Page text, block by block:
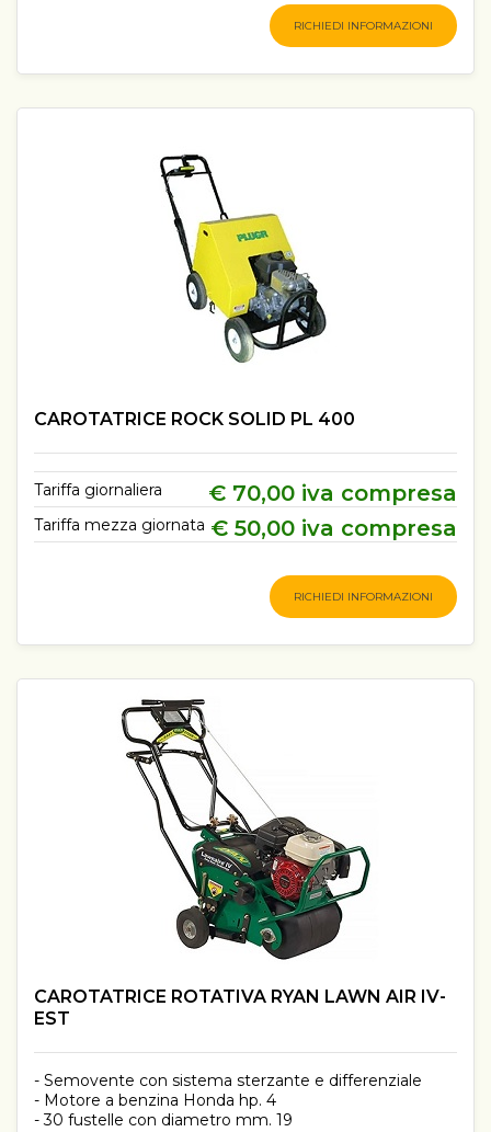
RICHIEDI INFORMAZIONI
CAROTATRICE ROCK SOLID PL 400
Tariffa giornaliera € 70,00 iva compresa
Tariffa mezza giornata € 50,00 iva compresa
RICHIEDI INFORMAZIONI
CAROTATRICE ROTATIVA RYAN LAWN AIR IV-
EST
- Semovente con sistema sterzante e differenziale
- Motore a benzina Honda hp. 4
- 30 fustelle con diametro mm. 19